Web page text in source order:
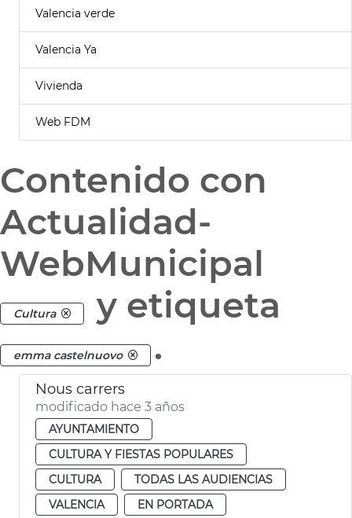
Valencia verde
Valencia Ya
Vivienda
Web FDM
Contenido con
Actualidad-
WebMunicipal
Cultura y etiqueta
emma castelnuovo .
Nous carrers
modificado hace 3 años
AYUNTAMIENTO
CULTURA Y FIESTAS POPULARES
CULTURA
TODAS LAS AUDIENCIAS
VALENCIA
EN PORTADA